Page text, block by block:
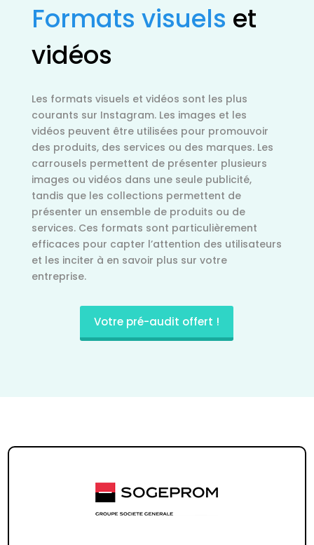
Formats visuels et
vidéos
Les formats visuels et vidéos sont les plus
courants sur Instagram. Les images et les
vidéos peuvent être utilisées pour promouvoir
des produits, des services ou des marques. Les
carrousels permettent de présenter plusieurs
images ou vidéos dans une seule publicité,
tandis que les collections permettent de
présenter un ensemble de produits ou de
services. Ces formats sont particulièrement
efficaces pour capter l’attention des utilisateurs
et les inciter à en savoir plus sur votre
entreprise.
Votre pré-audit offert !